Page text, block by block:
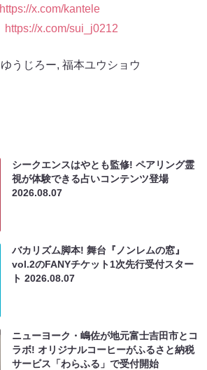
https://x.com/kantele
https://x.com/sui_j0212
ゆうじろー, 福本ユウショウ
シークエンスはやとも監修! ペアリング霊
視が体験できる占いコンテンツ登場
2026.08.07
バカリズム脚本! 舞台『ノンレムの窓』
vol.2のFANYチケット1次先行受付スター
ト2026.08.07
ニューヨーク・嶋佐が地元富士吉田市とコ
ラボ! オリジナルコーヒーがふるさと納税
サービス「わらふる」で受付開始